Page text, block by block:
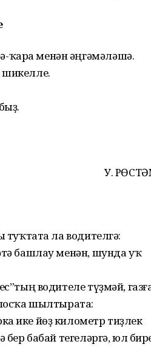
ҡара менән әңгәмәләшә.
У.
туҡтата ла водителгә:
башлау менән, шунда уҡ
водителе түҙмәй,
шылтырата:
ике йөҙ километр тиҙлек
бабай тегеләргә, юл